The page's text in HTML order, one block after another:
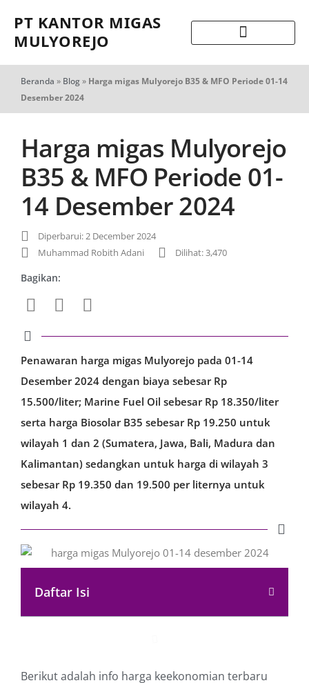
PT KANTOR MIGAS
MULYOREJO
Beranda » Blog» Harga migas Mulyorejo B35 & MFO Periode 01-14
Desember 2024
Harga migas Mulyorejo
B35 & MFO Periode 01-
14 Desember 2024
Diperbarui: 2 December 2024
Muhammad Robith Adani
Dilihat: 3,470
Bagikan:
Penawaran harga migas Mulyorejo pada 01-14
Desember 2024 dengan biaya sebesar Rp
15.500/liter; Marine Fuel Oil sebesar Rp 18.350/liter
serta harga Biosolar B35 sebesar Rp 19.250 untuk
wilayah 1 dan 2 (Sumatera, Jawa, Bali, Madura dan
Kalimantan) sedangkan untuk harga di wilayah 3
sebesar Rp 19.350 dan 19.500 per liternya untuk
wilayah 4.
Daftar Isi
Berikut adalah info harga keekonomian terbaru